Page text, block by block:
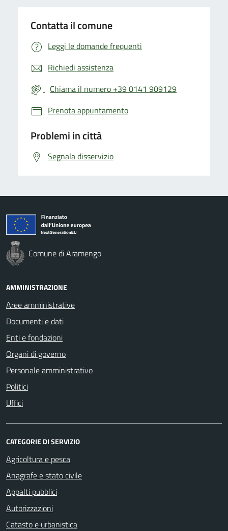
Contatta il comune
Leggi le domande frequenti
Richiedi assistenza
Chiama il numero +39 0141 909129
Prenota appuntamento
Problemi in città
Segnala disservizio
Comune di Aramengo
AMMINISTRAZIONE
Aree amministrative
Documenti e dati
Enti e fondazioni
Organi di governo
Personale amministrativo
Politici
Uffici
CATEGORIE DI SERVIZIO
Agricoltura e pesca
Anagrafe e stato civile
Appalti pubblici
Autorizzazioni
Catasto e urbanistica